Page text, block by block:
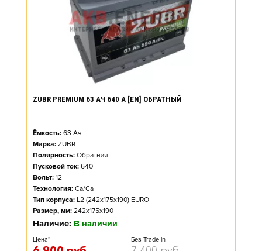
ZUBR PREMIUM 63 АЧ 640 А [EN] ОБРАТНЫЙ
Ёмкость: 63 Ач
Марка: ZUBR
Полярность: Обратная
Пусковой ток: 640
Вольт: 12
Технология: Ca/Ca
Тип корпуса: L2 (242x175x190) EURO
Размер, мм: 242x175x190
Наличие: В наличии
Цена* Без Trade-in